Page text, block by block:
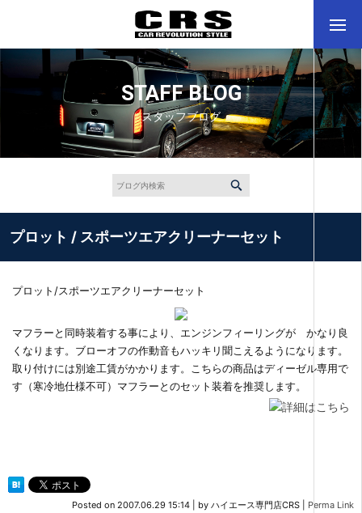
STAFF BLOG
スタッフブログ
プロット / スポーツエアクリーナーセット
プロット/スポーツエアクリーナーセット
マフラーと同時装着する事により、エンジンフィーリングが かなり良
くなります。ブローオフの作動音もハッキリ聞こえるようになります。
取り付けには別途工賃がかかります。こちらの商品はディーゼル専用で
す（寒冷地仕様不可）マフラーとのセット装着を推奨します。
Posted on 2007.06.29 15:14 by ハイエース専門店CRS Perma Link